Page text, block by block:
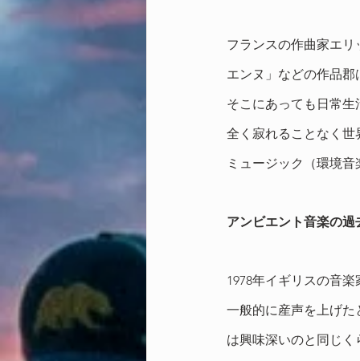
フランスの作曲家エ
エンヌ」などの作品
そこにあっても日常
全く寂れることなく
ミュージック（環境
アンビエント音楽の
1978年イギリスの音
一般的に産声を上げ
は興味深いのと同じ